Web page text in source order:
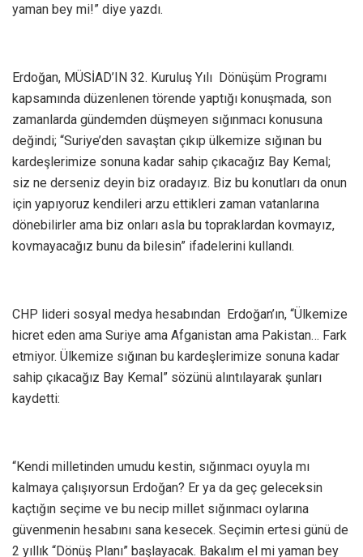
yaman bey mi!” diye yazdı.
Erdoğan, MÜSİAD’IN 32. Kuruluş Yılı Dönüşüm Programı
kapsamında düzenlenen törende yaptığı konuşmada, son
zamanlarda gündemden düşmeyen sığınmacı konusuna
değindi; “Suriye’den savaştan çıkıp ülkemize sığınan bu
kardeşlerimize sonuna kadar sahip çıkacağız Bay Kemal;
siz ne derseniz deyin biz oradayız. Biz bu konutları da onun
için yapıyoruz kendileri arzu ettikleri zaman vatanlarına
dönebilirler ama biz onları asla bu topraklardan kovmayız,
kovmayacağız bunu da bilesin” ifadelerini kullandı.
CHP lideri sosyal medya hesabından Erdoğan’ın, “Ülkemize
hicret eden ama Suriye ama Afganistan ama Pakistan… Fark
etmiyor. Ülkemize sığınan bu kardeşlerimize sonuna kadar
sahip çıkacağız Bay Kemal” sözünü alıntılayarak şunları
kaydetti:
“Kendi milletinden umudu kestin, sığınmacı oyuyla mı
kalmaya çalışıyorsun Erdoğan? Er ya da geç geleceksin
kaçtığın seçime ve bu necip millet sığınmacı oylarına
güvenmenin hesabını sana kesecek. Seçimin ertesi günü de
2 yıllık “Dönüş Planı” başlayacak. Bakalım el mi yaman bey